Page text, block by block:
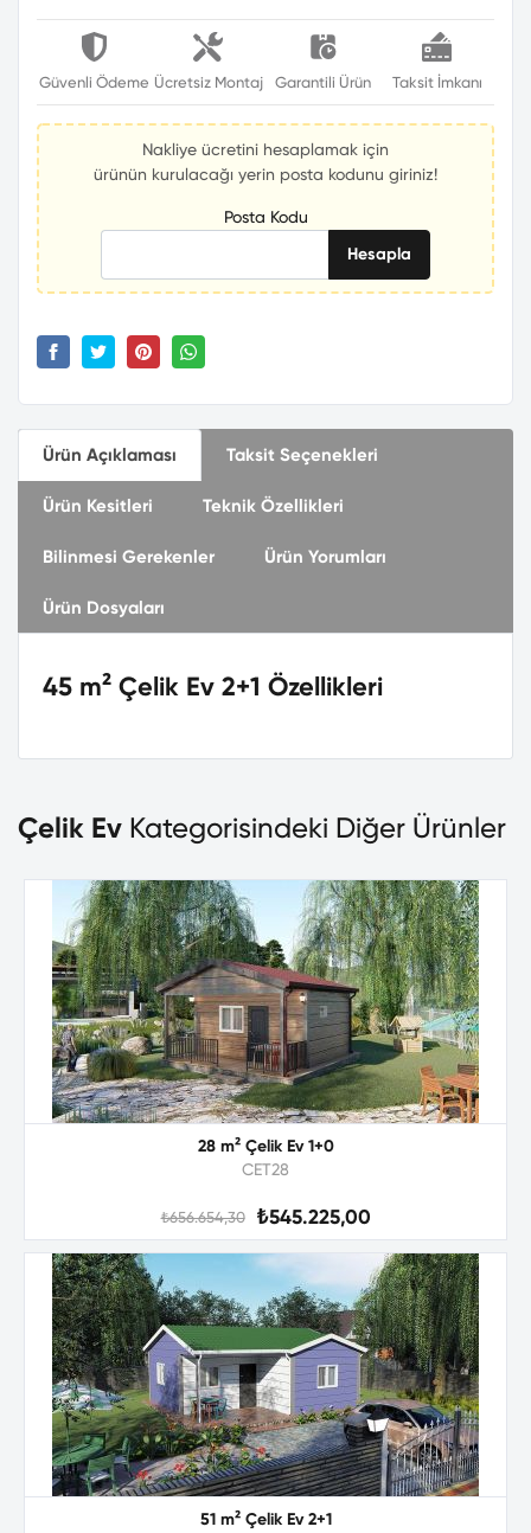
Güvenli Ödeme Ücretsiz Montaj Garantili Ürün Taksit İmkanı
Nakliye ücretini hesaplamak için
ürünün kurulacağı yerin posta kodunu giriniz!
Posta Kodu
Hesapla
Ürün Açıklaması Taksit Seçenekleri
Ürün Kesitleri Teknik Özellikleri
Bilinmesi Gerekenler Ürün Yorumları
Ürün Dosyaları
45 m² Çelik Ev 2+1 Özellikleri
Çelik Ev Kategorisindeki Diğer Ürünler
28 m² Çelik Ev 1+0
CET28
₺656.654,30 ₺545.225,00
51 m² Çelik Ev 2+1